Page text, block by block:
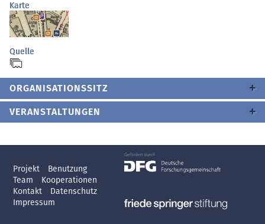
Karte
Quelle
ORGANISATIONSSITZ
VERANSTALTUNGEN
Projekt
Benutzung
Team
Kooperationen
Kontakt
Datenschutz
Impressum